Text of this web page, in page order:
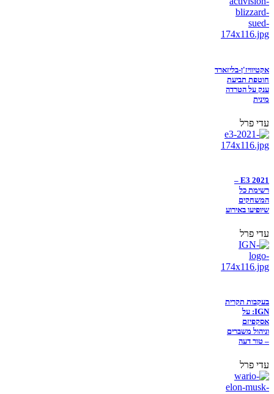
אקטיוויז'ן-בליזארד
חוטפת תביעת
ענק על הטרדה
מינית
עדי פרל
E3 2021 –
רשימת כל
המשחקים
שיופיעו באירוע
עדי פרל
בעקבות תקרית
IGN: על
אסקפיזם
וניהול משברים
– טור דעה
עדי פרל